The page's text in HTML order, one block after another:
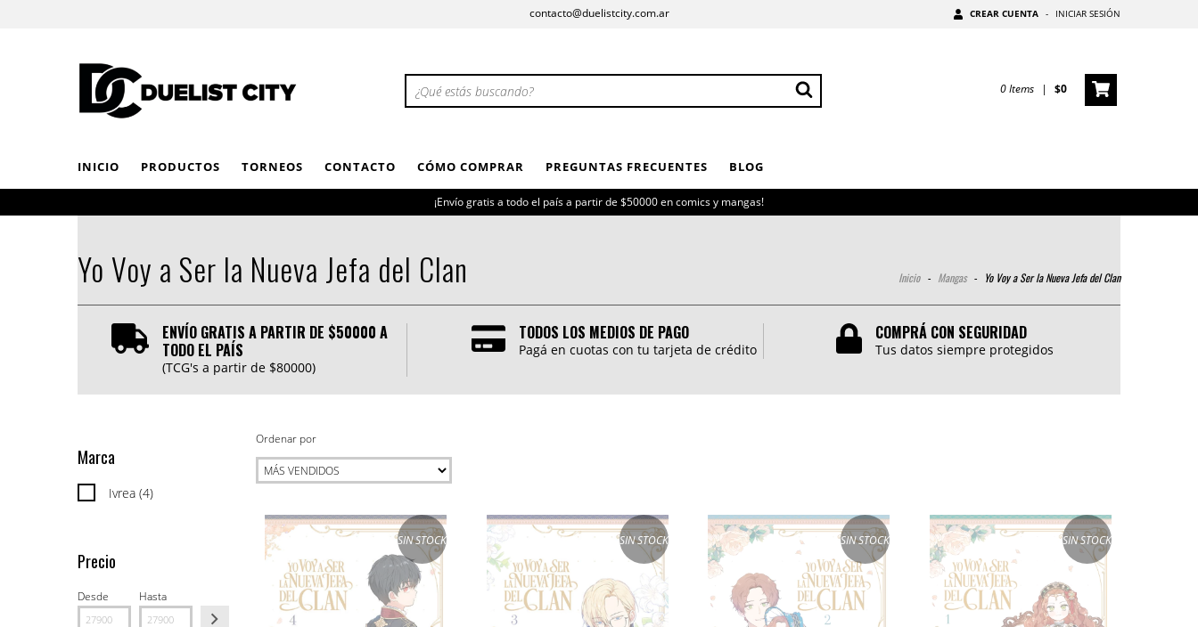
contacto@duelistcity.com.ar CREAR CUENTA - INICIAR SESIÓN
0Items | $0
INICIO PRODUCTOS TORNEOS CONTACTO CÓMO COMPRAR PREGUNTAS FRECUENTES BLOG
¡Envío gratis a todo el país a partir de $50000 en comics y mangas!
Yo Voy a Ser la Nueva Jefa del Clan Inicio - Mangas - Yo Voy a Ser la Nueva Jefa del Clan
ENVÍO GRATIS A PARTIR DE $50000 A
TODO EL PAÍS
(TCG's a partir de $80000)
TODOS LOS MEDIOS DE PAGO
Pagá en cuotas con tu tarjeta de crédito
COMPRÁ CON SEGURIDAD
Tus datos siempre protegidos
Marca
Ivrea (4)
Precio
Desde Hasta
Ordenar por
SIN STOCK SIN STOCK SIN STOCK SIN STOCK